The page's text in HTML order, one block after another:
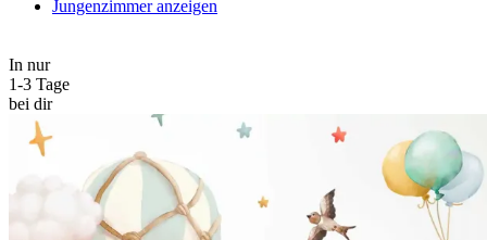
Jungenzimmer anzeigen
In nur
1-3 Tage
bei dir